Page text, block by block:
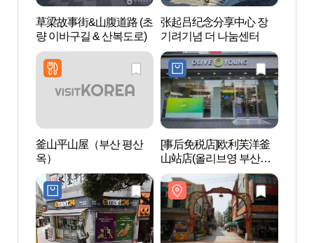
草梁故事街&山腹道路 (초
량 이바구길 & 산복도로)
张起吕纪念分享中心 장
기려기념 더 나눔센터
釜山平山屋（부산 평산
옥）
[事后免税店]欧利芙洋釜
山站店(올리브영 부산역
점)